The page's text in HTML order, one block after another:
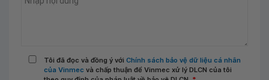
Tôi đã đọc và đồng ý với Chính sách bảo vệ dữ liệu cá nhân
của Vinmec và chấp thuận để Vinmec xử lý DLCN của tôi